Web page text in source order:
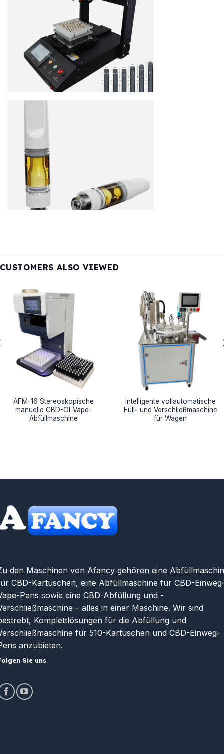
CUSTOMERS ALSO VIEWED
AFM-16 Stereoskopische
manuelle CBD-Öl-Vape-
Abfüllmaschine
Intelligente vollautomatische
Füll- und Verschließmaschine
für Wagen
den Maschinen von Afancy gehören eine
CBD-Kartuschen, eine Abfüllmaschine für CBD-
Pens sowie eine CBD-Abfüllung und -
– alles in einer Maschine. Wir sind
Komplettlösungen für die Abfüllung und
für 510-Kartuschen und CBD-Einweg-
anzubieten.
Sie uns